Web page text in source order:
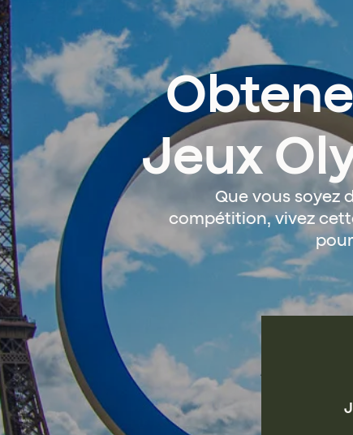
Jeux
Que vous soyez
compétition, vivez